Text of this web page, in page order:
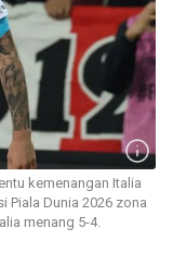
kemenangan Italia
Piala Dunia 2026 zona
menang 5-4.